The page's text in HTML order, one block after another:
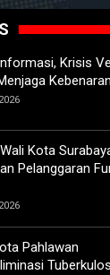
Krisis
Kota
Pelanggaran
Pahlawan